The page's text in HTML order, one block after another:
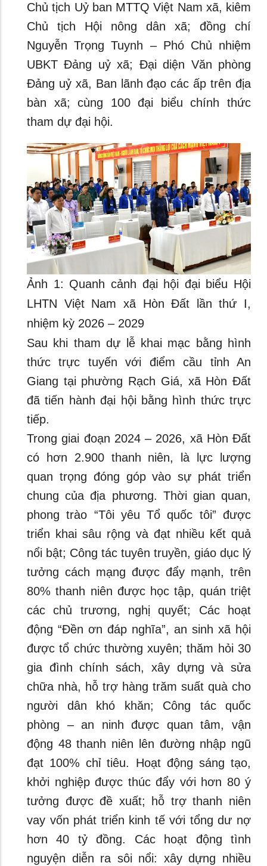
Chủ tịch Uỷ ban MTTQ Việt Nam xã, kiêm
Chủ tịch Hội nông dân xã; đồng chí
Nguyễn Trọng Tuynh – Phó Chủ nhiệm
UBKT Đảng uỷ xã; Đại diện Văn phòng
Đảng uỷ xã, Ban lãnh đạo các ấp trên địa
bàn xã; cùng 100 đại biểu chính thức
tham dự đại hội.
Ảnh 1: Quanh cảnh đại hội đại biểu Hội
LHTN Việt Nam xã Hòn Đất lần thứ I,
nhiệm kỳ 2026 – 2029
Sau khi tham dự lễ khai mạc bằng hình
thức trực tuyến với điểm cầu tỉnh An
Giang tại phường Rạch Giá, xã Hòn Đất
đã tiến hành đại hội bằng hình thức trực
tiếp.
Trong giai đoạn 2024 – 2026, xã Hòn Đất
có hơn 2.900 thanh niên, là lực lượng
quan trọng đóng góp vào sự phát triển
chung của địa phương. Thời gian quan,
phong trào “Tôi yêu Tổ quốc tôi” được
triển khai sâu rộng và đạt nhiều kết quả
nổi bật; Công tác tuyên truyền, giáo dục lý
tưởng cách mạng được đẩy mạnh, trên
80% thanh niên được học tập, quán triệt
các chủ trương, nghị quyết; Các hoạt
động “Đền ơn đáp nghĩa”, an sinh xã hội
được tổ chức thường xuyên; thăm hỏi 30
gia đình chính sách, xây dựng và sửa
chữa nhà, hỗ trợ hàng trăm suất quà cho
người dân khó khăn; Công tác quốc
phòng – an ninh được quan tâm, vận
động 48 thanh niên lên đường nhập ngũ
đạt 100% chỉ tiêu. Hoạt động sáng tạo,
khởi nghiệp được thúc đẩy với hơn 80 ý
tưởng được đề xuất; hỗ trợ thanh niên
vay vốn phát triển kinh tế với tổng dư nợ
hơn 40 tỷ đồng. Các hoạt động tình
nguyện diễn ra sôi nổi: xây dựng nhiều